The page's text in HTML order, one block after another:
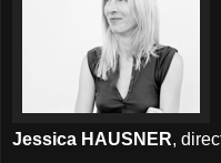
Jessica HAUSNER,